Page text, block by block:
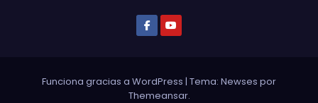
Funciona gracias a WordPress | Tema: Newses por
Themeansar.